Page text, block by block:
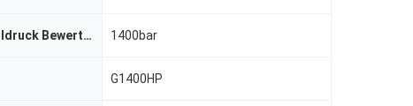
Maximale Öldruck Bewertung 1400bar
G1400HP